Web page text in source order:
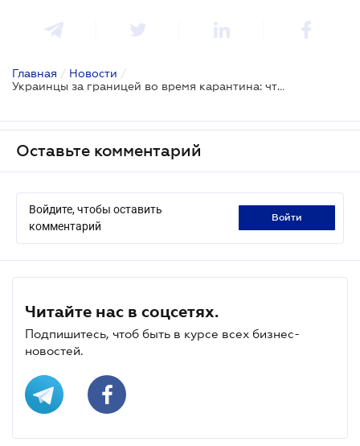
Главная / Новости /
Украинцы за границей во время карантина: что делать, если превышен срок пребывания в ЕС?
Оставьте комментарий
Войдите, чтобы оставить
комментарий
войти
Читайте нас в соцсетях.
Подпишитесь, чтоб быть в курсе всех бизнес-
новостей.